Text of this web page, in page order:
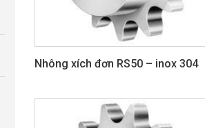
Nhông xích đơn RS50 – inox 304